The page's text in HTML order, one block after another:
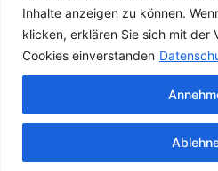
Inhalte anzeigen zu können.
klicken, erklären Sie sich mit der
Cookies einverstanden
© runOut Magazine 2023